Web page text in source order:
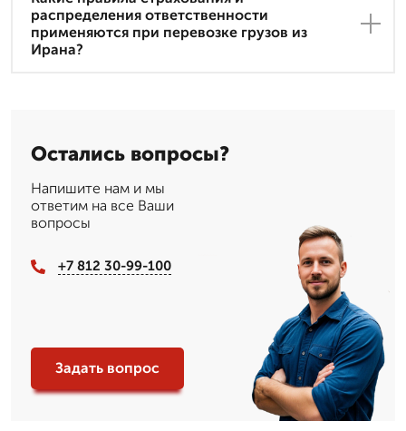
распределения ответственности
применяются при перевозке грузов из
Ирана?
Остались вопросы?
Напишите нам и мы
ответим на все Ваши
вопросы
+7 812 30-99-100
Задать вопрос